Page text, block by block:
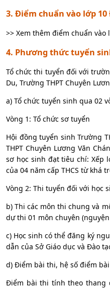
3. Điểm chuẩn vào lớp 10
>> Xem thêm điểm chuẩn vào
4. Phương thức tuyển
Tổ chức thi tuyển đối với
Du, Trường THPT Chuyên
a) Tổ chức tuyển sinh qua 02
Vòng 1: Tổ chức sơ tuyển
Hội đồng tuyển sinh Trường
THPT Chuyên Lương Văn
sơ học sinh đạt tiêu chí: Xếp
của 04 năm cấp THCS từ khá
Vòng 2: Thi tuyển đối với học
b) Thi các môn thi chung và
dự thi 01 môn chuyên
c) Học sinh có thể đăng ký
dẫn của Sở Giáo dục và Đào
d) Điểm bài thi, hệ số điểm
Điểm bài thi tính theo thang